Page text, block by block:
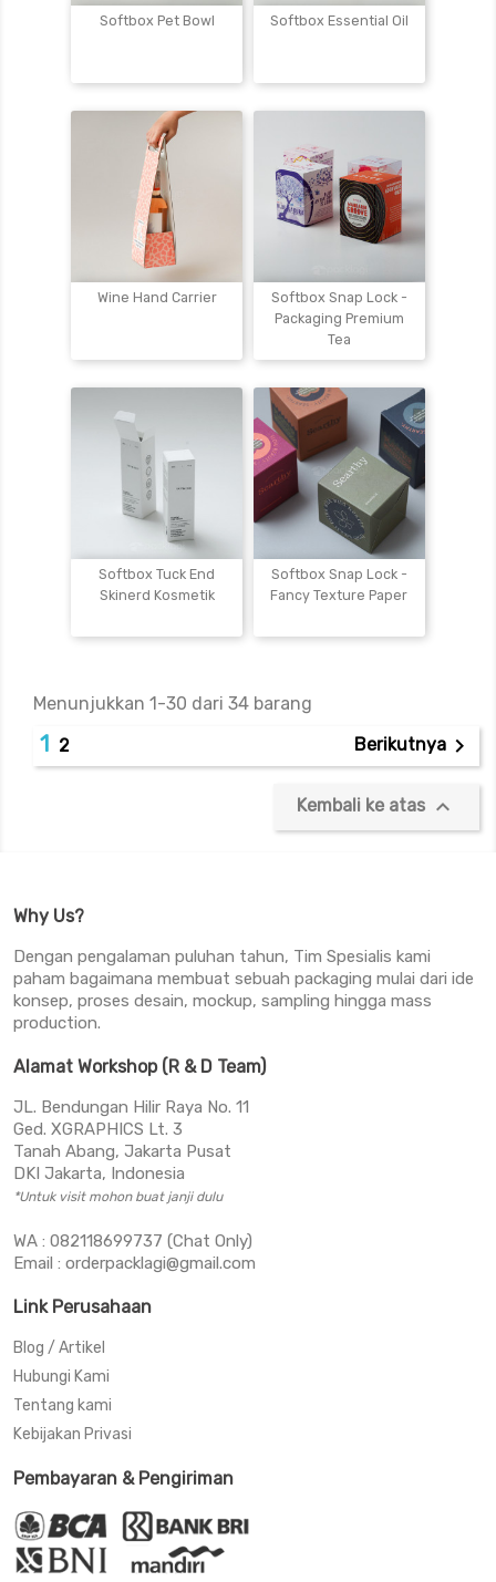
Softbox Pet Bowl Softbox Essential Oil
Wine Hand Carrier
Softbox Snap Lock -
Packaging Premium
Tea
Softbox Tuck End
Skinerd Kosmetik
Softbox Snap Lock -
Fancy Texture Paper
Menunjukkan 1-30 dari 34 barang
1 2 Berikutnya 
Kembali ke atas 
Why Us?
Dengan pengalaman puluhan tahun, Tim Spesialis kami
paham bagaimana membuat sebuah packaging mulai dari ide
konsep, proses desain, mockup, sampling hingga mass
production.
Alamat Workshop (R & D Team)
JL. Bendungan Hilir Raya No. 11
Ged. XGRAPHICS Lt. 3
Tanah Abang, Jakarta Pusat
DKI Jakarta, Indonesia
*Untuk visit mohon buat janji dulu
WA : 082118699737 (Chat Only)
Email : orderpacklagi@gmail.com
Link Perusahaan
Blog / Artikel
Hubungi Kami
Tentang kami
Kebijakan Privasi
Pembayaran & Pengiriman